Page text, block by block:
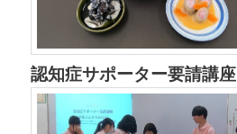
認知症サポーター要請講座